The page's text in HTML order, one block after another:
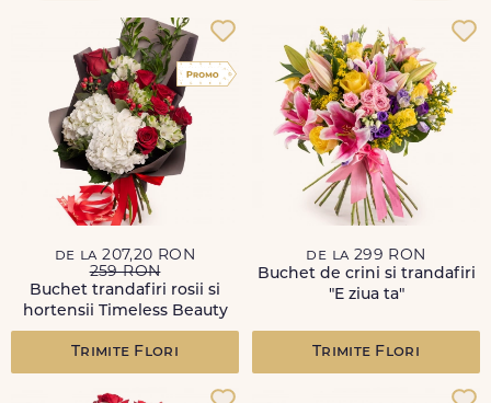
de la 207,20 RON
259 RON
Buchet trandafiri rosii si
hortensii Timeless Beauty
Trimite Flori
de la 299 RON
Buchet de crini si trandafiri
"E ziua ta"
Trimite Flori